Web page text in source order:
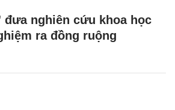
đưa nghiên cứu khoa học
ra đồng ruộng